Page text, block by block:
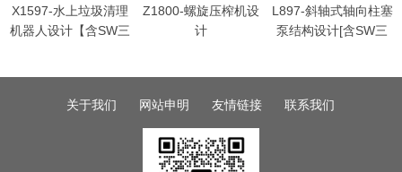
X1597-水上垃圾清理
机器人设计【含SW三
Z1800-螺旋压榨机设
计
L897-斜轴式轴向柱塞
泵结构设计[含SW三
关于我们 网站申明 友情链接 联系我们